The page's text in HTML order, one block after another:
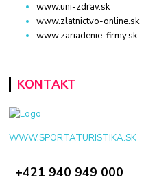
www.uni-zdrav.sk
www.zlatnictvo-online.sk
www.zariadenie-firmy.sk
KONTAKT
WWW.SPORTATURISTIKA.SK
+421 940 949 000